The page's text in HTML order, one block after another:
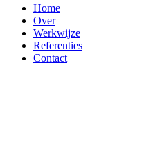
Home
Over
Werkwijze
Referenties
Contact